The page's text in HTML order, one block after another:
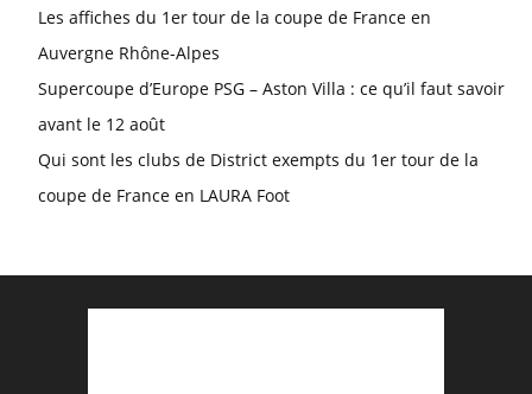
Les affiches du 1er tour de la coupe de France en
Auvergne Rhône-Alpes
Supercoupe d’Europe PSG – Aston Villa : ce qu’il faut savoir
avant le 12 août
Qui sont les clubs de District exempts du 1er tour de la
coupe de France en LAURA Foot